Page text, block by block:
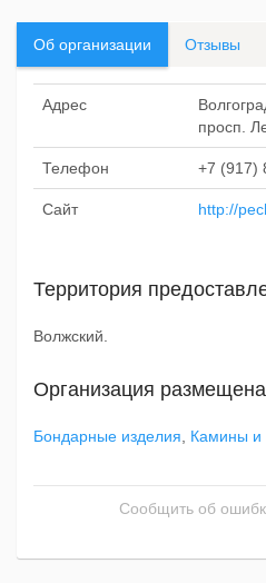
Об организации Отзывы
Адрес
просп.
Телефон +7 (917)
Сайт http://
Территория
Волжский.
Организация размещена
Бондарные изделия Камины и
Сообщить об